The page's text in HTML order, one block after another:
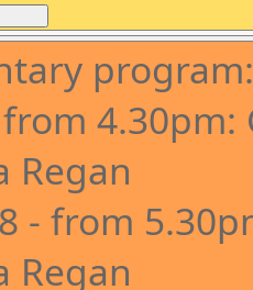
program:
4.30pm:
Regan
- from
Regan